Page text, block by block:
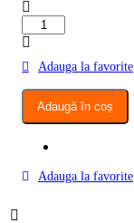
Cantitate
Pipa
trotineta
Ø31.8
V2
gri-
Adauga la favorite
Adaugă în coș
Adauga la favorite